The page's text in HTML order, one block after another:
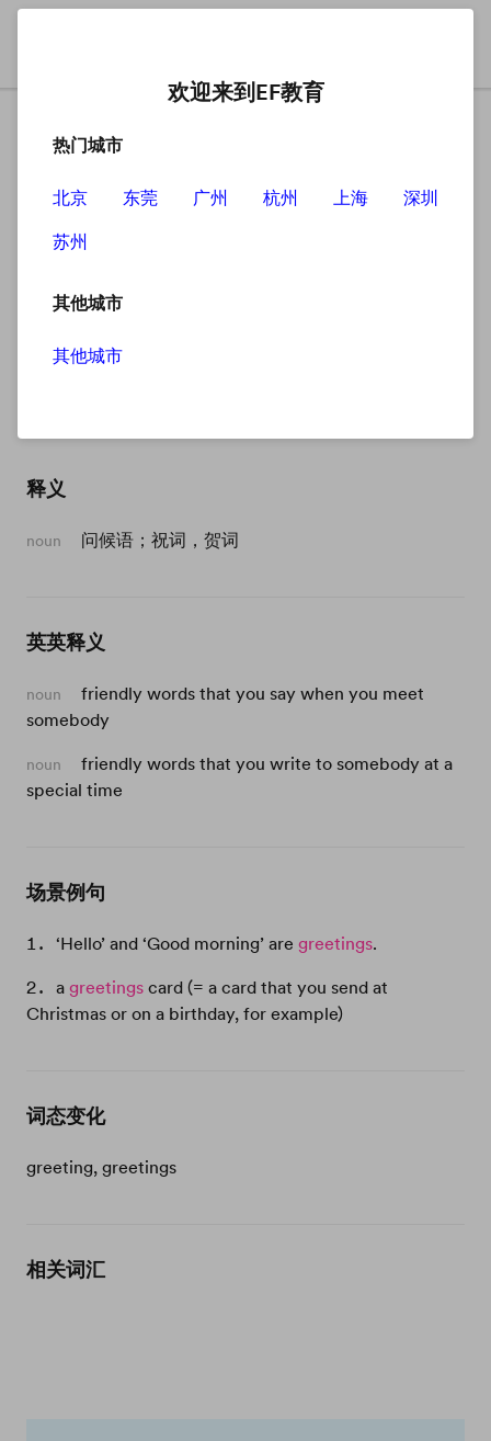
greeting
释义
noun 问候语；祝词，贺词
英英释义
noun
friendly words that you say when you meet
somebody
noun
friendly words that you write to somebody at a
special time
场景例句
‘Hello’ and ‘Good morning’ are greetings.
agreetingscard (= a card that you send at
Christmas or on a birthday, for example)
词态变化
greeting, greetings
相关词汇
欢迎来到EF教育
热门城市
北京 东莞 广州 杭州 上海
深圳
苏州
其他城市
其他城市